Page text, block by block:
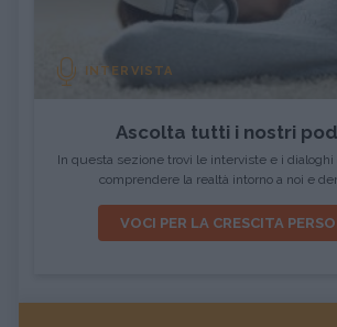
INTERVISTA
Ascolta tutti i nostri
In questa sezione trovi le interviste e i
comprendere la realtà intorno a noi e
VOCI PER LA CRESCITA